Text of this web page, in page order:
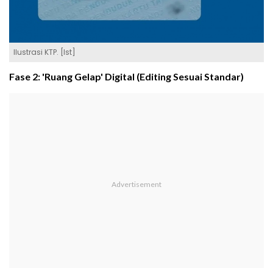
Ilustrasi KTP. [Ist]
Fase 2: 'Ruang Gelap' Digital (Editing Sesuai Standar)